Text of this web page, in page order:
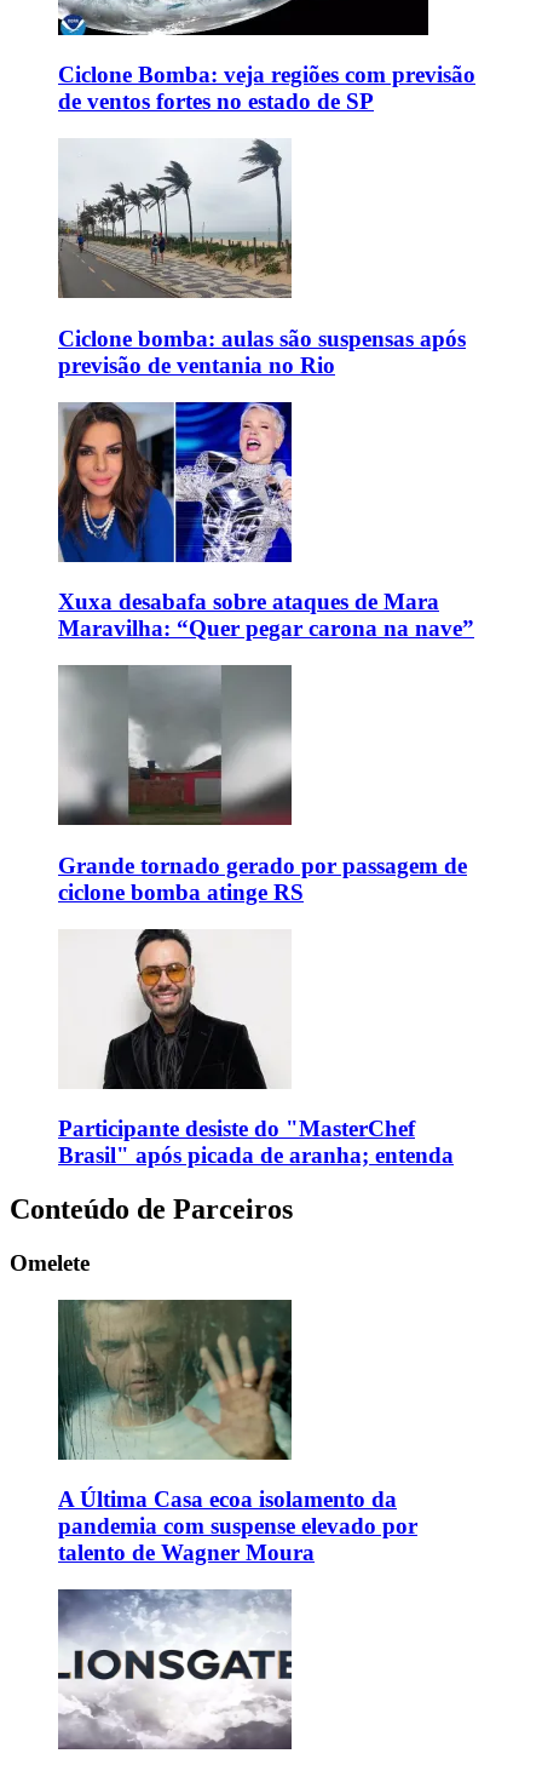
Ciclone Bomba: veja regiões com previsão
de ventos fortes no estado de SP
Ciclone bomba: aulas são suspensas após
previsão de ventania no Rio
Xuxa desabafa sobre ataques de Mara
Maravilha: “Quer pegar carona na nave”
Grande tornado gerado por passagem de
ciclone bomba atinge RS
Participante desiste do "MasterChef
Brasil" após picada de aranha; entenda
Conteúdo de Parceiros
Omelete
A Última Casa ecoa isolamento da
pandemia com suspense elevado por
talento de Wagner Moura